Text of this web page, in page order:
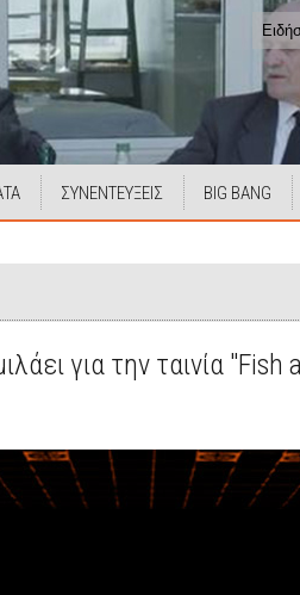
ΣΥΝΕΝΤΕΥΞΕΙΣ BIG BANG
για την ταινία "Fish